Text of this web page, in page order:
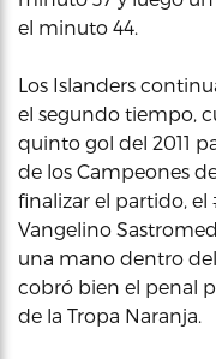
el minuto 44.
Los Islanders
el segundo tiempo,
quinto gol del 2011
de los Campeones
finalizar el partido, el
Vangelino
una mano dentro
cobró bien el penal
de la Tropa Naranja.